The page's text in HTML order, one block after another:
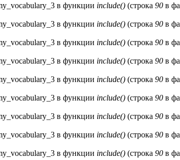
в функции include() (строка 90 в
в функции include() (строка 90 в
в функции include() (строка 90 в
в функции include() (строка 90 в
в функции include() (строка 90 в
в функции include() (строка 90 в
в функции include() (строка 90 в
в функции include() (строка 90 в
в функции include() (строка 90 в